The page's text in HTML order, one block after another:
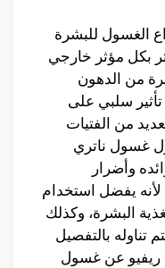
الغسول للبشرة
بكل مؤثر خارجي
من الدهون
تأثير سلبي على
من الفتيات
غسول ناتري
وأضرار
يفضل استخدام
البشرة، وكذلك
تناوله بالتفصيل
ريفيو عن غسول